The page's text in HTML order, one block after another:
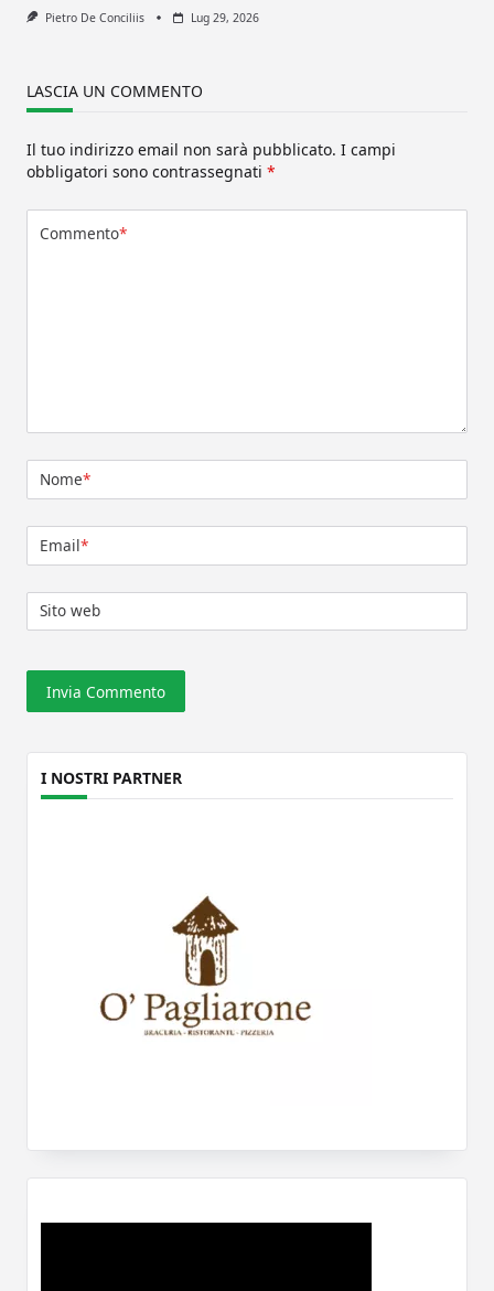
Pietro De Conciliis Lug 29, 2026
LASCIA UN COMMENTO
Il tuo indirizzo email non sarà pubblicato. I campi
obbligatori sono contrassegnati *
Commento*
Nome*
Email*
Sito web
I NOSTRI PARTNER